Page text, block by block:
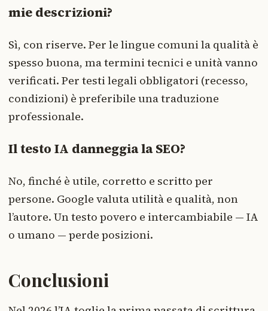
mie descrizioni?
Sì, con riserve. Per le lingue comuni la qualità è
spesso buona, ma termini tecnici e unità vanno
verificati. Per testi legali obbligatori (recesso,
condizioni) è preferibile una traduzione
professionale.
Il testo IA danneggia la SEO?
No, finché è utile, corretto e scritto per
persone. Google valuta utilità e qualità, non
l’autore. Un testo povero e intercambiabile — IA
o umano — perde posizioni.
Conclusioni